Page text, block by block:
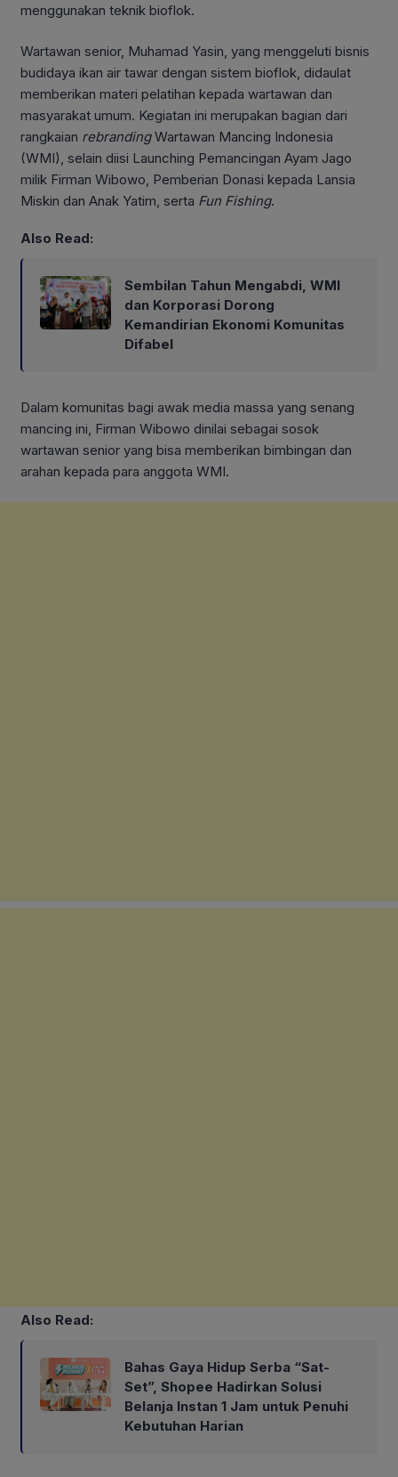
menggunakan teknik bioflok.
Wartawan senior, Muhamad Yasin, yang menggeluti bisnis
budidaya ikan air tawar dengan sistem bioflok, didaulat
memberikan materi pelatihan kepada wartawan dan
masyarakat umum. Kegiatan ini merupakan bagian dari
rangkaian rebrandingWartawan Mancing Indonesia
(WMI), selain diisi Launching Pemancingan Ayam Jago
milik Firman Wibowo, Pemberian Donasi kepada Lansia
Miskin dan Anak Yatim, serta Fun Fishing.
Also Read:
Sembilan Tahun Mengabdi, WMI
dan Korporasi Dorong
Kemandirian Ekonomi Komunitas
Difabel
Dalam komunitas bagi awak media massa yang senang
mancing ini, Firman Wibowo dinilai sebagai sosok
wartawan senior yang bisa memberikan bimbingan dan
arahan kepada para anggota WMI.
Also Read:
Bahas Gaya Hidup Serba “Sat-
Set”, Shopee Hadirkan Solusi
Belanja Instan 1 Jam untuk Penuhi
Kebutuhan Harian